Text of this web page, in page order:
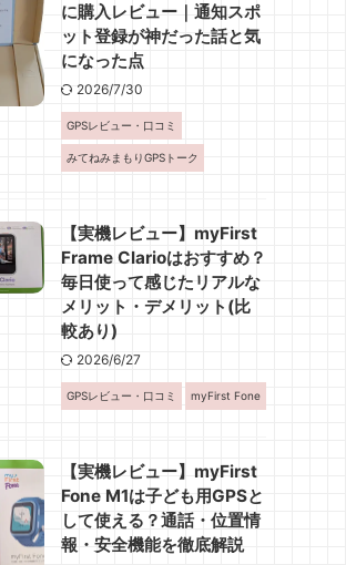
に購入レビュー｜通知スポ
ット登録が神だった話と気
になった点
2026/7/30
GPSレビュー・口コミ
みてねみまもりGPSトーク
【実機レビュー】myFirst
Frame Clarioはおすすめ？
毎日使って感じたリアルな
メリット・デメリット(比
較あり)
2026/6/27
GPSレビュー・口コミ myFirst Fone
【実機レビュー】myFirst
Fone M1は子ども用GPSと
して使える？通話・位置情
報・安全機能を徹底解説